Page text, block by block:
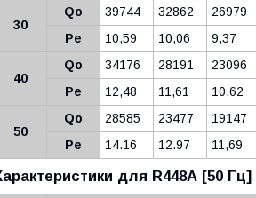
30
Qo 39744 32862 26979
Pe
10,59 10,06 9,37
40
Qo 34176 28191 23096
Pe
12,48 11,61 10,62
50
Qo 28585 23477 19147
Pe
14.16 12.97 11,69
для R448A [50 Гц]